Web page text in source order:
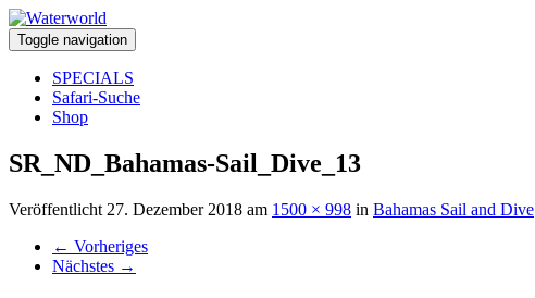
Toggle navigation
SPECIALS
Safari-Suche
Shop
SR_ND_Bahamas-Sail_Dive_13
Veröffentlicht 27. Dezember 2018 am 1500 × 998 in Bahamas Sail and Dive
← Vorheriges
Nächstes →